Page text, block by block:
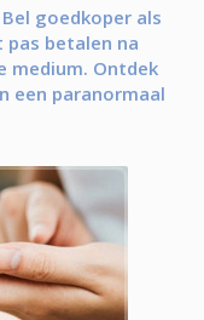
Bel goedkoper als
betalen na
medium. Ontdek
een paranormaal